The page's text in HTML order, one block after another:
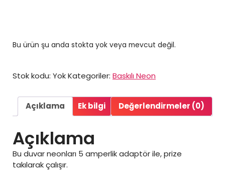
Bu ürün şu anda stokta yok veya mevcut değil.
Stok kodu: YokKategoriler: Baskılı Neon
Açıklama Ek bilgi Değerlendirmeler (0)
Açıklama
Bu duvar neonları 5 amperlik adaptör ile, prize
takılarak çalışır.